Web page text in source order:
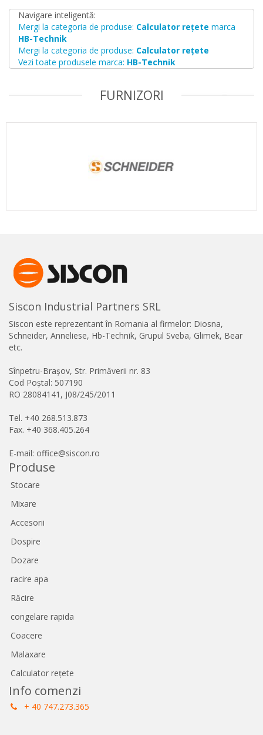
Navigare inteligentă:
Mergi la categoria de produse: Calculator rețete marca
HB-Technik
Mergi la categoria de produse: Calculator rețete
Vezi toate produsele marca: HB-Technik
FURNIZORI
Siscon Industrial Partners SRL
Siscon este reprezentant în Romania al firmelor: Diosna,
Schneider, Anneliese, Hb-Technik, Grupul Sveba, Glimek, Bear
etc.
Sînpetru-Brașov, Str. Primăverii nr. 83
Cod Poștal: 507190
RO 28084141, J08/245/2011
Tel. +40 268.513.873
Fax. +40 368.405.264
E-mail: office@siscon.ro
Produse
Stocare
Mixare
Accesorii
Dospire
Dozare
racire apa
Răcire
congelare rapida
Coacere
Malaxare
Calculator rețete
Info comenzi
+ 40 747.273.365